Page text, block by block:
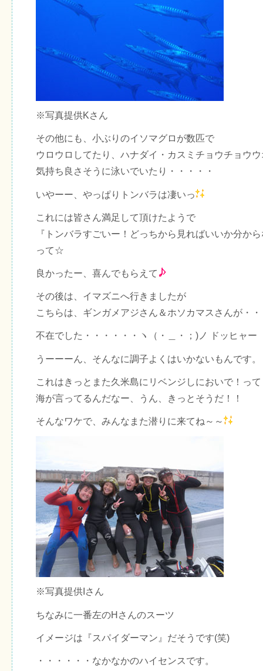
※写真提供Kさん
その他にも、小ぶりのイソマグロが数匹で
ウロウロしてたり、ハナダイ・カスミチョウチョウ
気持ち良さそうに泳いでいたり・・・・・
いやーー、やっぱりトンバラは凄いっ
これには皆さん満足して頂けたようで
『トンバラすごいー！どっちから見ればいいか分か
って☆
良かったー、喜んでもらえて
その後は、イマズニへ行きましたが
こちらは、ギンガメアジさん＆ホソカマスさんが・
不在でした・・・・・・ヽ（・＿・；)ノ ドッヒャー
うーーーん、そんなに調子よくはいかないもんです。
これはきっとまた久米島にリベンジしにおいで！って
海が言ってるんだなー、うん、きっとそうだ！！
そんなワケで、みんなまた潜りに来てね～～
※写真提供Iさん
ちなみに一番左のHさんのスーツ
イメージは『スパイダーマン』だそうです(笑)
・・・・・・なかなかのハイセンスです。